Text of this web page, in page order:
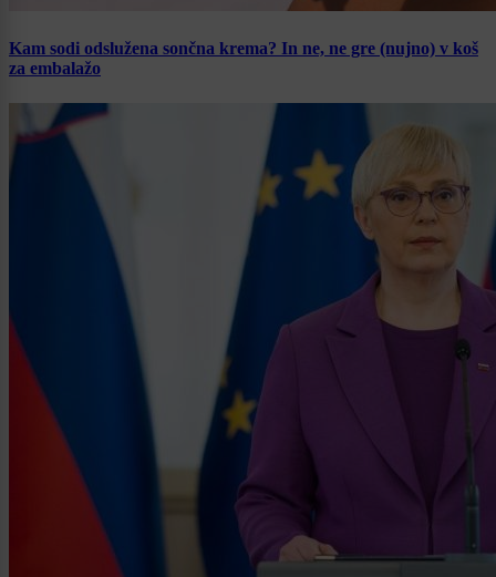
Kam sodi odslužena sončna krema? In ne, ne gre (nujno) v koš
za embalažo